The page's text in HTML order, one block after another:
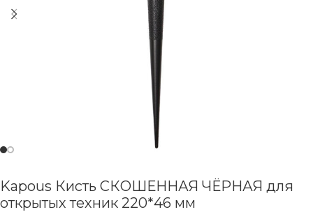
Kapous Кисть СКОШЕННАЯ ЧЁРНАЯ для
открытых техник 220*46 мм